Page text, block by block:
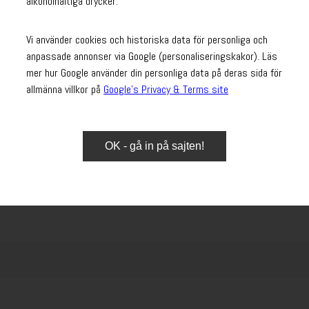
pinjenötter med Hardys
Ingredienser
Vi använder cookies och historiska data för personliga och
anpassade annonser via Google (personaliseringskakor). Läs
mer hur Google använder din personliga data på deras sida för
allmänna villkor på Google’s Privacy & Terms site
OK - gå in på sajten!